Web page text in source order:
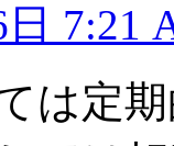
日 7:21
は定